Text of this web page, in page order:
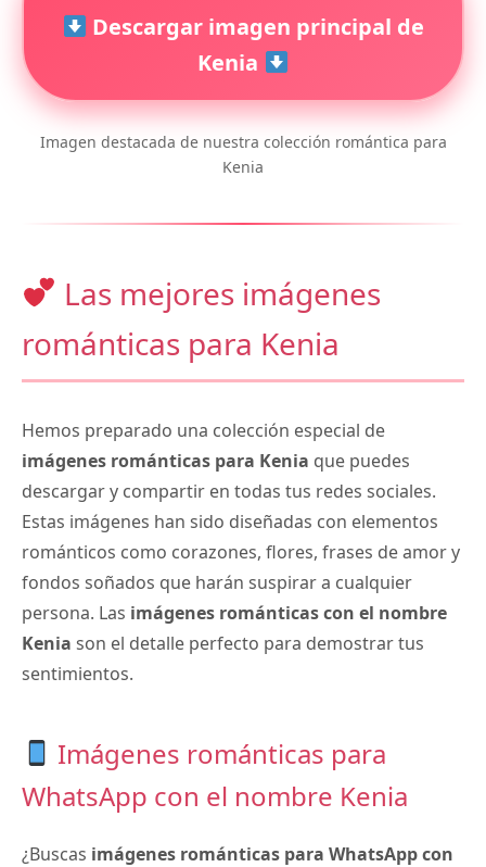
Descargar imagen principal de
Kenia
Imagen destacada de nuestra colección romántica para
Kenia
Las mejores imágenes
románticas para Kenia
Hemos preparado una colección especial de
imágenes románticas para Kenia que puedes
descargar y compartir en todas tus redes sociales.
Estas imágenes han sido diseñadas con elementos
románticos como corazones, flores, frases de amor y
fondos soñados que harán suspirar a cualquier
persona. Las imágenes románticas con el nombre
Kenia son el detalle perfecto para demostrar tus
sentimientos.
Imágenes románticas para
WhatsApp con el nombre Kenia
¿Buscas imágenes románticas para WhatsApp con